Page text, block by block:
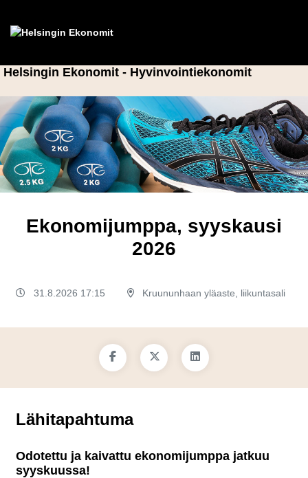
Helsingin Ekonomit - Hyvinvointiekonomit
Ekonomijumppa, syyskausi
2026
31.8.2026 17:15 Kruununhaan yläaste, liikuntasali
Lähitapahtuma
Odotettu ja kaivattu ekonomijumppa jatkuu
syyskuussa!